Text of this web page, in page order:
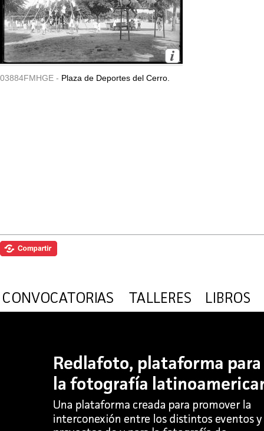
03884FMHGE - Plaza de Deportes del Cerro.